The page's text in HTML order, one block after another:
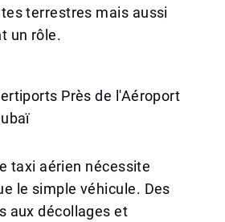
terrestres mais aussi
un rôle.
Près de l'Aéroport
taxi aérien nécessite
le simple véhicule. Des
aux décollages et